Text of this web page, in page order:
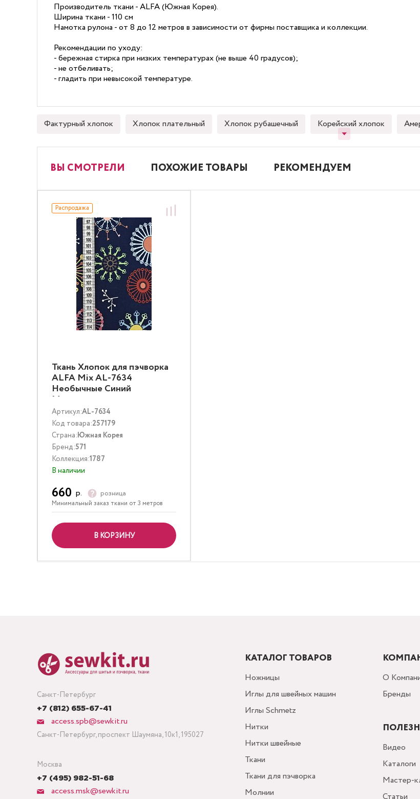
Производитель ткани - ALFA (Южная Корея).
Ширина ткани - 110 см
Намотка рулона - от 8 до 12 метров в зависимости от фирмы поставщика и коллекции.
Рекомендации по уходу:
- бережная стирка при низких температурах (не выше 40 градусов);
- не отбеливать;
- гладить при невысокой температуре.
Фактурный хлопок Хлопок плательный Хлопок рубашечный Корейский хлопок
ВЫ СМОТРЕЛИ ПОХОЖИЕ ТОВАРЫ РЕКОМЕНДУЕМ
Распродажа
Ткань Хлопок для пэчворка
ALFA Mix AL-7634
Необычные Синий
Мультиколор
Артикул:AL-7634
Код товара:257179
Страна:Южная Корея
Бренд:571
Коллекция:1787
В наличии
660 р. розница
Минимальный заказ ткани от 3 метров
В КОРЗИНУ
Санкт-Петербург
+7 (812) 655-67-41
access.spb@sewkit.ru
Санкт-Петербург, проспект Шаумяна, 10к1, 195027
Москва
+7 (495) 982-51-68
access.msk@sewkit.ru
КАТАЛОГ ТОВАРОВ
Ножницы
Иглы для швейных машин
Иглы Schmetz
Нитки
Нитки швейные
Ткани
Ткани для пэчворка
Молнии
О
Бренды
Видео
Каталоги
Мастер-